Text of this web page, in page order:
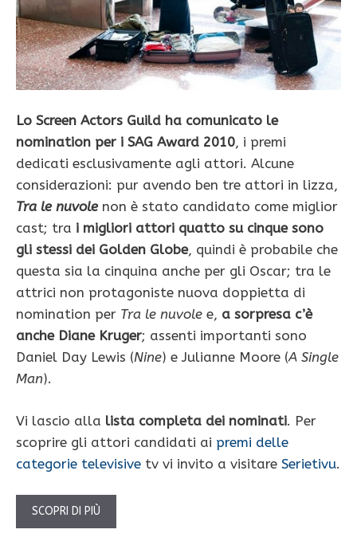
Lo Screen Actors Guild ha comunicato le
nomination per i SAG Award 2010, i premi
dedicati esclusivamente agli attori. Alcune
considerazioni: pur avendo ben tre attori in lizza,
Tra le nuvolenon è stato candidato come miglior
cast; tra i migliori attori quatto su cinque sono
gli stessi dei Golden Globe, quindi è probabile che
questa sia la cinquina anche per gli Oscar; tra le
attrici non protagoniste nuova doppietta di
nomination per Tra le nuvole e, a sorpresa c’è
anche Diane Kruger; assenti importanti sono
Daniel Day Lewis (Nine) e Julianne Moore (A Single
Man).
Vi lascio alla lista completa dei nominati. Per
scoprire gli attori candidati ai premi delle
categorie televisive tv vi invito a visitare Serietivu.
SCOPRI DI PIÙ